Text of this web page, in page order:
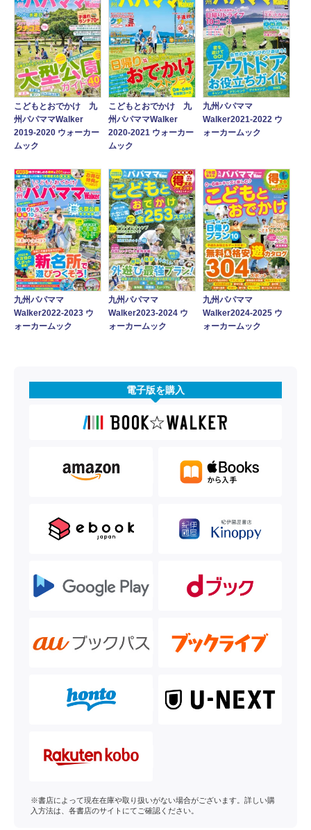
こどもとおでかけ 九
州パパママWalker
2019-2020 ウォーカー
ムック
こどもとおでかけ 九
州パパママWalker
2020-2021 ウォーカー
ムック
九州パパママ
Walker2021-2022 ウ
ォーカームック
九州パパママ
Walker2022‐2023 ウ
ォーカームック
九州パパママ
Walker2023‐2024 ウ
ォーカームック
九州パパママ
Walker2024-2025 ウ
ォーカームック
電子版を購入
※書店によって現在在庫や取り扱いがない場合がございます。詳しい購
入方法は、各書店のサイトにてご確認ください。